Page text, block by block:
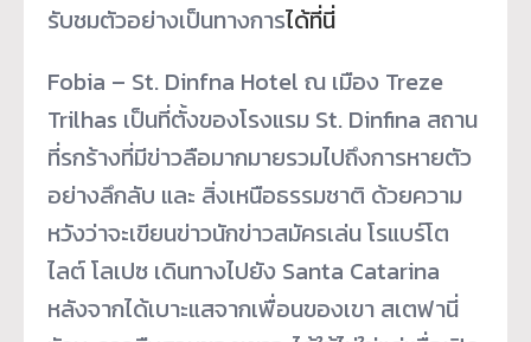
รับชมตัวอย่างเป็นทางการได้ที่นี่
Fobia – St. Dinfna Hotel ณ เมือง Treze
Trilhas เป็นที่ตั้งของโรงแรม St. Dinfina สถาน
ที่รกร้างที่มีข่าวลือมากมายรวมไปถึงการหายตัว
อย่างลึกลับ และ สิ่งเหนือธรรมชาติ ด้วยความ
หวังว่าจะเขียนข่าวนักข่าวสมัครเล่น โรแบร์โต
ไลต์ โลเปซ เดินทางไปยัง Santa Catarina
หลังจากได้เบาะแสจากเพื่อนของเขา สเตฟานี่